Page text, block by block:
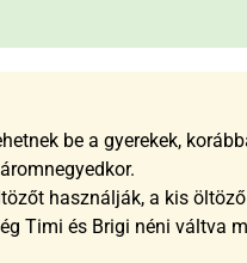
be a gyerekek,
használják, a kis
Timi és Brigi néni váltva